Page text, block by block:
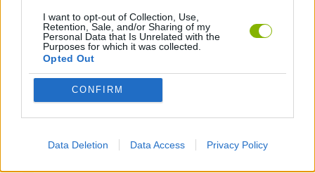
I want to opt-out of Collection, Use,
Retention, Sale, and/or Sharing of my
Personal Data that Is Unrelated with the
Purposes for which it was collected.
Opted Out
CONFIRM
Data Deletion Data Access Privacy Policy
JOGOS DE PENSAR
JOGOS DE PUZZLES E QUEBRA-CABEÇAS
JOGOS DE VIDEO GAMES